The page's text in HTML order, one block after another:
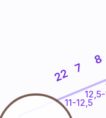
11-12,5
22 7
8